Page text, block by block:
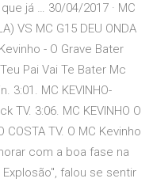
já … 30/04/2017 · MC
VS MC G15 DEU ONDA
- O Grave Bater
Pai Vai Te Bater Mc
3:01. MC KEVINHO-
TV. 3:06. MC KEVINHO O
COSTA TV. O MC Kevinho
com a boa fase na
falou se sentir